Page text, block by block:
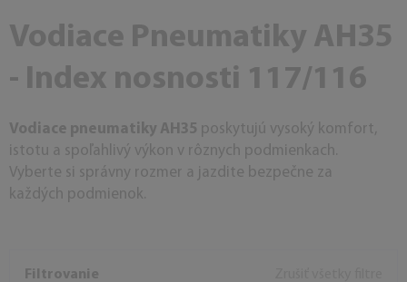
Vodiace Pneumatiky AH35
- Index nosnosti 117/116
Vodiace pneumatiky AH35 poskytujú vysoký komfort,
istotu a spoľahlivý výkon v rôznych podmienkach.
Vyberte si správny rozmer a jazdite bezpečne za
každých podmienok.
Filtrovanie